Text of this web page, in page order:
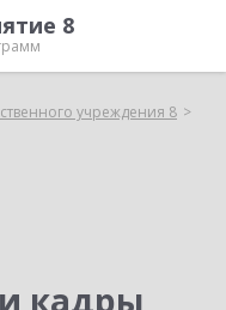
8
учреждения 8
кадры